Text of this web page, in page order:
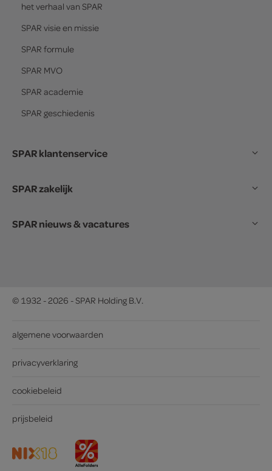
het verhaal van SPAR
SPAR visie en missie
SPAR formule
SPAR MVO
SPAR academie
SPAR geschiedenis
SPAR klantenservice
SPAR zakelijk
SPAR nieuws & vacatures
© 1932 - 2026 - SPAR Holding B.V.
algemene voorwaarden
privacyverklaring
cookiebeleid
prijsbeleid